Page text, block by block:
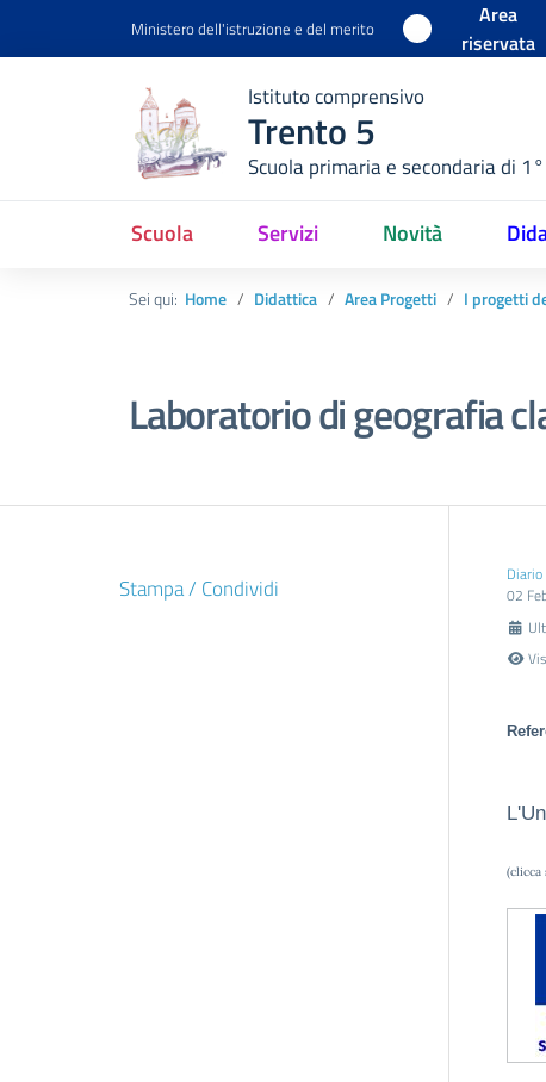
Ministero dell'istruzione e del merito
Area
riservata
Istituto comprensivo
Trento 5
Scuola primaria e secondaria di
Scuola Servizi Novità
Sei qui: Home Didattica Area Progetti I progetti
Laboratorio di geografia
Stampa / Condividi
02
(clicca